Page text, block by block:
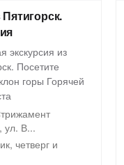
экскурсия из
Посетите
горы Горячей
ул. В...
четверг и